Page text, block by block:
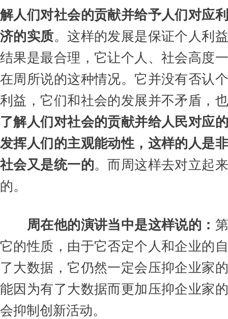
解人们对社会的贡献并给予人们对应
济的实质。这样的发展是保证个人利
结果是最合理，它让个人、社会高度
在周所说的这种情况。它并没有否认
利益，它们和社会的发展并不矛盾，
了解人们对社会的贡献并给人民对应
发挥人们的主观能动性，这样的人是
社会又是统一的。而周这样去对立起
的。
周在他的演讲当中是这样说的：
它的性质，由于它否定个人和企业的
了大数据，它仍然一定会压抑企业家
能因为有了大数据而更加压抑企业家
会抑制创新活动。